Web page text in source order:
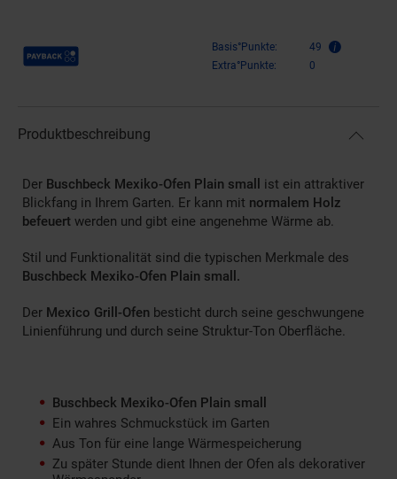
Payback Punkte Basis°Punkte:
49
Extra°Punkte:
0
Produktbeschreibung
Der Buschbeck Mexiko-Ofen Plain small
ist ein attraktiver
Blickfang in Ihrem Garten. Er kann mit normalem Holz
befeuert werden und gibt eine angenehme Wärme ab.
Stil und Funktionalität sind die typischen Merkmale des
Buschbeck Mexiko-Ofen Plain small.
Der Mexico Grill-Ofen besticht durch seine geschwungene
Linienführung und durch seine Struktur-Ton Oberfläche.
Buschbeck Mexiko-Ofen Plain small
Ein wahres Schmuckstück im Garten
Aus Ton für eine lange Wärmespeicherung
Zu später Stunde dient Ihnen der Ofen als dekorativer